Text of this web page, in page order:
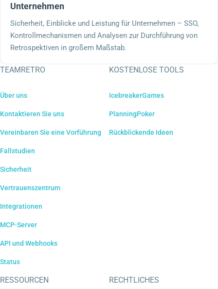
Unternehmen
Sicherheit, Einblicke und Leistung für Unternehmen – SSO,
Kontrollmechanismen und Analysen zur Durchführung von
Retrospektiven in großem Maßstab.
TEAMRETRO
Über uns
Kontaktieren Sie uns
Vereinbaren Sie eine Vorführung
Fallstudien
Sicherheit
Vertrauenszentrum
Integrationen
MCP-Server
API und Webhooks
Status
KOSTENLOSE TOOLS
IcebreakerGames
PlanningPoker
Rückblickende Ideen
RESSOURCEN RECHTLICHES